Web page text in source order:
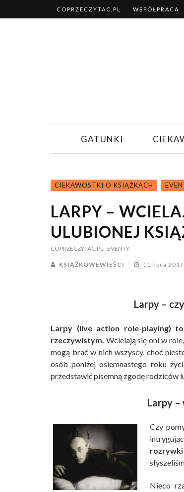
COPRZECZYTAC.PL WSPÓŁPRACA
GATUNKI
CIEKAWOSTKI O KSIĄŻKACH
LARPY –
ULUBIONEJ
COPRZECZYTAC.PL- EVENTY
KSIĄŻKOWEWIEŚCI 11 lipca 2017
Larpy –
Larpy (live action role-playing)
rzeczywistym. Wcielają się oni w
mogą brać w nich wszyscy, choć
osób poniżej osiemnastego roku
przedstawić pisemną zgodę rodziców
Larpy –
Czy
Nieco